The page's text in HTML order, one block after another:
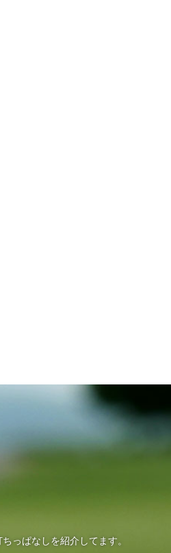
っぱなしを紹介してます。